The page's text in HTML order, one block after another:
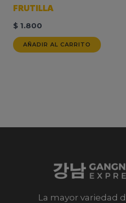
FRUTILLA
$ 1.800
AÑADIR AL CARRITO
La mayor variedad